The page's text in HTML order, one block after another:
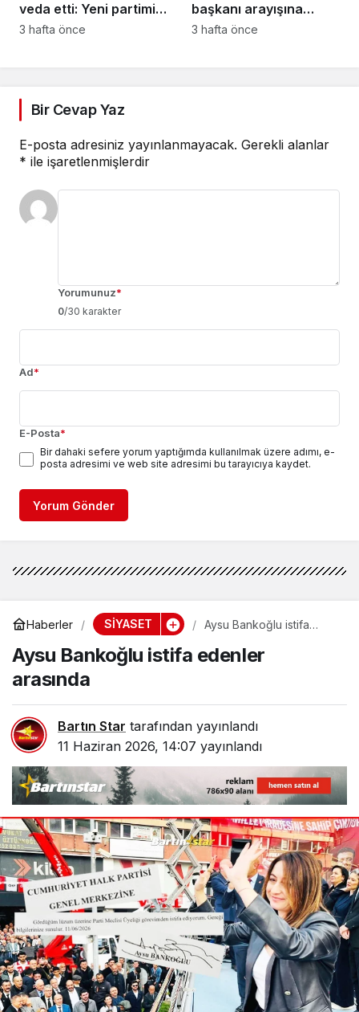
veda etti: Yeni partimizi
kuruyoruz
3 hafta önce
başkanı arayışına
başladı
3 hafta önce
Bir Cevap Yaz
E-posta adresiniz yayınlanmayacak. Gerekli alanlar
* ile işaretlenmişlerdir
Yorumunuz*
0/30 karakter
Ad*
E-Posta*
Bir dahaki sefere yorum yaptığımda kullanılmak üzere adımı, e-
posta adresimi ve web site adresimi bu tarayıcıya kaydet.
Yorum Gönder
Haberler SİYASET
Aysu Bankoğlu istifa
Aysu Bankoğlu istifa edenler
arasında
Bartın Star tarafından yayınlandı
11 Haziran 2026, 14:07 yayınlandı